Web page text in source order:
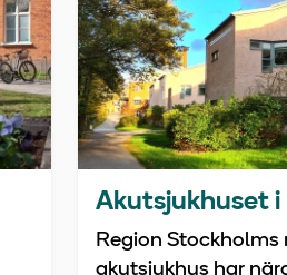
Akutsjukhuset i
Region Stockholms
akutsjukhus har